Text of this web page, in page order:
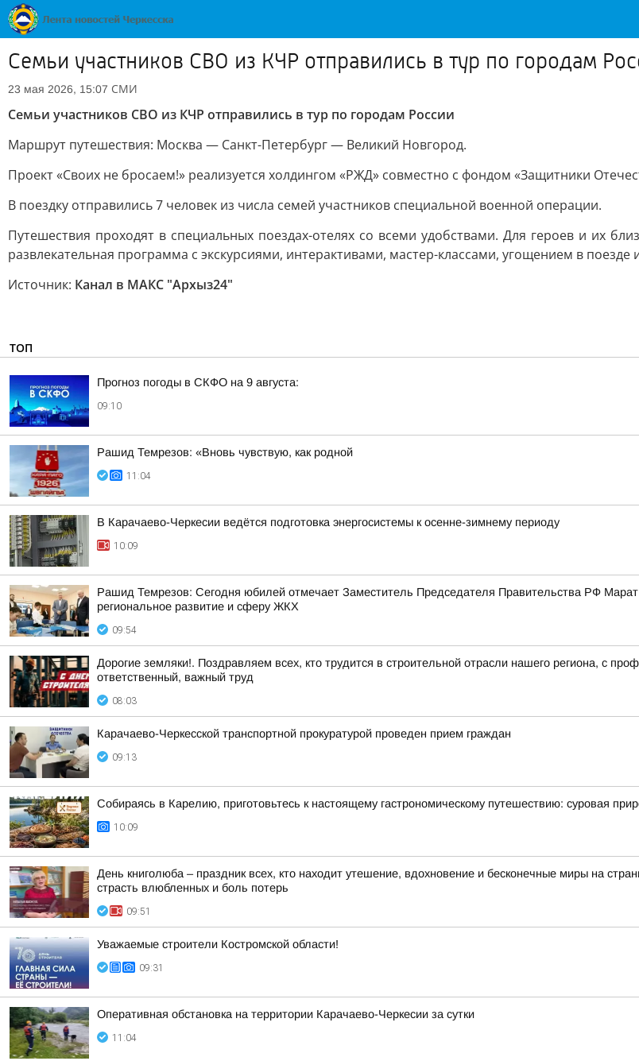
Семьи участников СВО из КЧР отправились в тур по городам
23 мая 2026, 15:07 СМИ
Семьи участников СВО из КЧР отправились в тур по городам России
Маршрут путешествия: Москва — Санкт-Петербург — Великий Новгород.
Проект «Своих не бросаем!» реализуется холдингом «РЖД» совместно с фондом «Защитники
В поездку отправились 7 человек из числа семей участников специальной военной операции.
Путешествия проходят в специальных поездах-отелях со всеми удобствами. Для героев и их
развлекательная программа с экскурсиями, интерактивами, мастер-классами, угощением в поезде
Источник: Канал в МАКС "Архыз24"
ТОП
Прогноз погоды в СКФО на 9 августа:
09:10
Рашид Темрезов: «Вновь чувствую, как родной
11:04
В Карачаево-Черкесии ведётся подготовка энергосистемы к осенне-зимнему периоду
10:09
Рашид Темрезов: Сегодня юбилей отмечает Заместитель Председателя Правительства РФ
региональное развитие и сферу ЖКХ
09:54
Дорогие земляки!. Поздравляем всех, кто трудится в строительной отрасли нашего региона, с
ответственный, важный труд
08:03
Карачаево-Черкесской транспортной прокуратурой проведен прием граждан
09:13
Собираясь в Карелию, приготовьтесь к настоящему гастрономическому путешествию: суровая
10:09
День книголюба – праздник всех, кто находит утешение, вдохновение и бесконечные миры на
страсть влюбленных и боль потерь
09:51
Уважаемые строители Костромской области!
09:31
Оперативная обстановка на территории Карачаево-Черкесии за сутки
11:04